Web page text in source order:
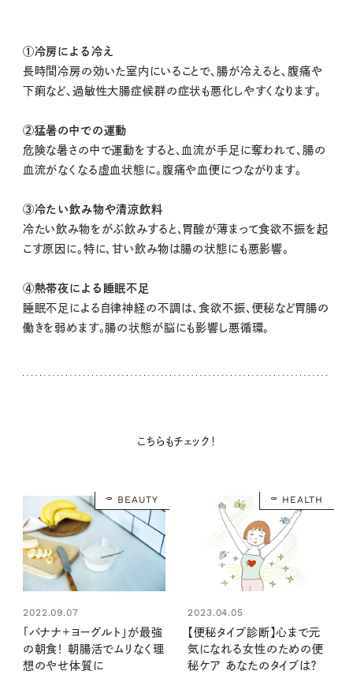
①冷房による冷え
長時間冷房の効いた室内にいることで、腸が冷えると、腹痛や
下痢など、過敏性大腸症候群の症状も悪化しやすくなります。
②猛暑の中での運動
危険な暑さの中で運動をすると、血流が手足に奪われて、腸の
血流がなくなる虚血状態に。腹痛や血便につながります。
③冷たい飲み物や清涼飲料
冷たい飲み物をがぶ飲みすると、胃酸が薄まって食欲不振を起
こす原因に。特に、甘い飲み物は腸の状態にも悪影響。
④熱帯夜による睡眠不足
睡眠不足による自律神経の不調は、食欲不振、便秘など胃腸の
働きを弱めます。腸の状態が脳にも影響し悪循環。
こちらもチェック！
BEAUTY
2022.09.07
「バナナ+ヨーグルト」が最強
の朝食！ 朝腸活でムリなく理
想のやせ体質に
HEALTH
2023.04.05
【便秘タイプ診断】心まで元
気になれる女性のための便
秘ケア あなたのタイプは？